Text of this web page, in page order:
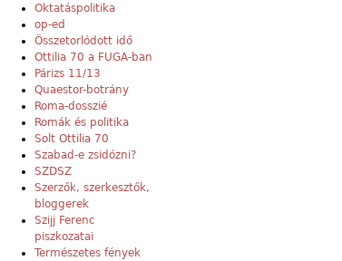
Oktatáspolitika
op-ed
Összetorlódott idő
Ottilia 70 a FUGA-ban
Párizs 11/13
Quaestor-botrány
Roma-dosszié
Romák és politika
Solt Ottilia 70
Szabad-e zsidózni?
SZDSZ
Szerzők, szerkesztők,
bloggerek
Szijj Ferenc
piszkozatai
Természetes fények